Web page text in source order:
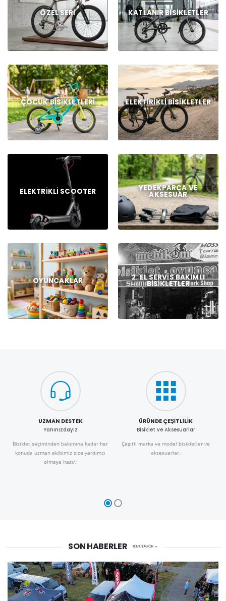
ÖZEL SERI KATLANIR BISIKLETLER
ÇOCUK BISIKLETLERI ELEKTIRIKLI BISIKLETLER
ELEKTRIKLI SCOOTER YEDEKPARÇA VE
AKSESUAR
OYUNCAKLAR 2. EL SERVIS BAKIMLI
BISIKLETLER
UZMAN DESTEK
Yanınızdayız
Bisiklet seçiminden bakımına kadar her
konuda uzman ekibimiz size yardımcı
olmaya hazır.
ÜRÜNDE ÇEŞITLILIK
Bisiklet ve Aksesuarlar
Çeşitli marka ve model bisikletler ve
aksesuarlar.
SON HABERLER TÜMÜNÜ GÖR →